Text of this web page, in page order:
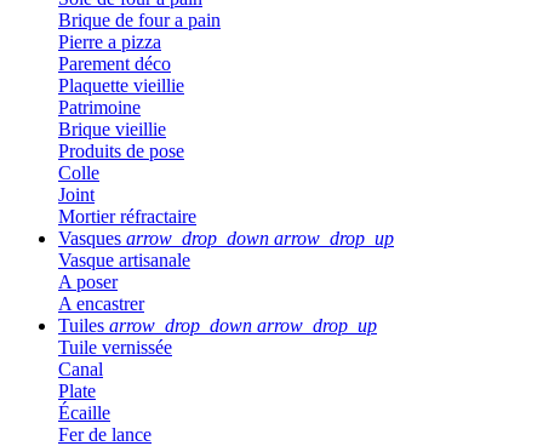
Brique de four a pain
Pierre a pizza
Parement déco
Plaquette vieillie
Patrimoine
Brique vieillie
Produits de pose
Colle
Joint
Mortier réfractaire
Vasques arrow_drop_down arrow_drop_up
Vasque artisanale
A poser
A encastrer
Tuiles arrow_drop_down arrow_drop_up
Tuile vernissée
Canal
Plate
Écaille
Fer de lance